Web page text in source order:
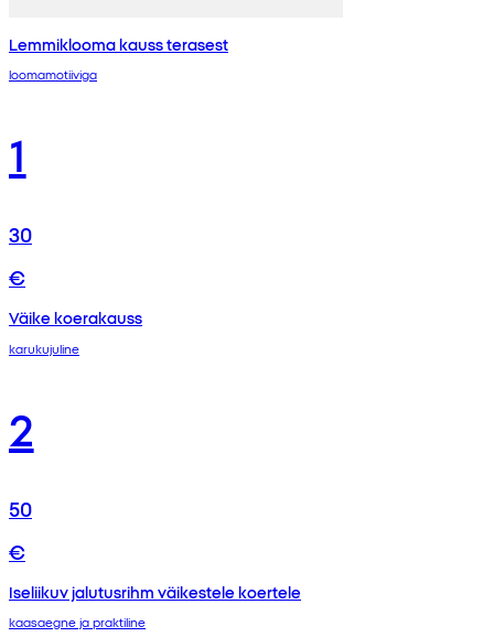
Lemmiklooma kauss terasest
loomamotiiviga
1
30
€
Väike koerakauss
karukujuline
2
50
€
Iseliikuv jalutusrihm väikestele koertele
kaasaegne ja praktiline